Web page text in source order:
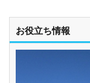
お役立ち情報